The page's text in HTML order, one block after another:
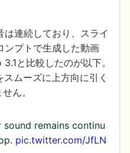
は連続しており、スライ
ンプトで生成した動画
と比較したのが以下。
ムーズに上方向に引く
ん。
remains continu
pic.twitter.com/JfLN